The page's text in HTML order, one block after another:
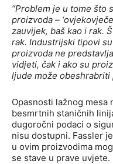
“Problem je u tome što
proizvoda –
zauvijek, baš kao i rak.
rak. Industrijski tipovi su
proizvoda ne
vidjeti, čak i ako su
ljude može obeshrabriti
Opasnosti lažnog
besmrtnih staničnih
dugoročni podaci o
nisu dostupni. Fassler
u ovim proizvodima
se stave u prave uvjete.